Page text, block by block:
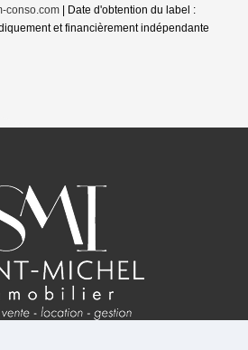
conso.com | Date d'obtention du label :
et financièrement indépendante